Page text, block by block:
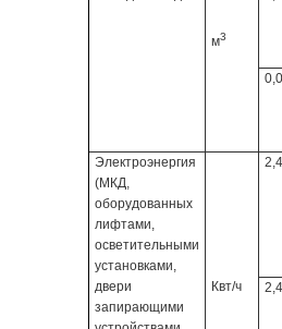
м3
Электроэнергия
(МКД,
оборудованных
лифтами,
осветительными
установками,
двери
запирающими
Квт/ч
2,4
2,4